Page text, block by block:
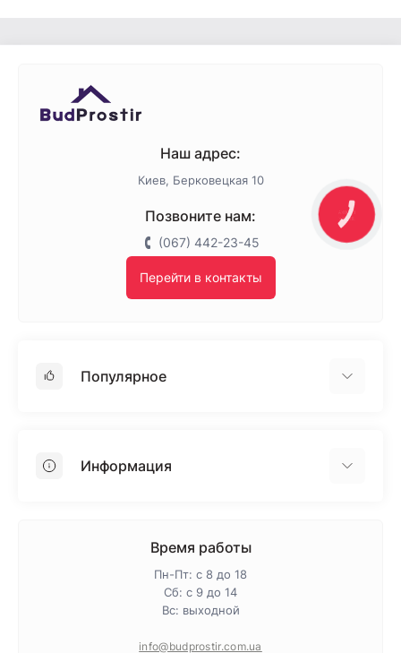
Наш адрес:
Киев, Берковецкая 10
Позвоните нам:
(067) 442-23-45
Перейти в контакты
Популярное
ПенопластИнформация
Политика конфиденциальности
Время работы
Пн-Пт: с 8 до 18
Сб: с 9 до 14
Вс: выходной
info@budprostir.com.ua
КНОПКА
ЗВ'ЯЗКУ